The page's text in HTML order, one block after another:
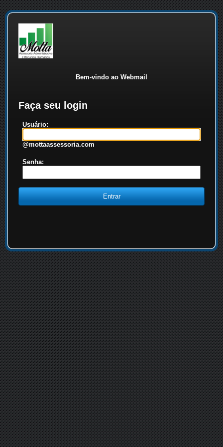
Bem-vindo ao Webmail
Faça seu login
Usuário:
@mottaassessoria.com
Senha: